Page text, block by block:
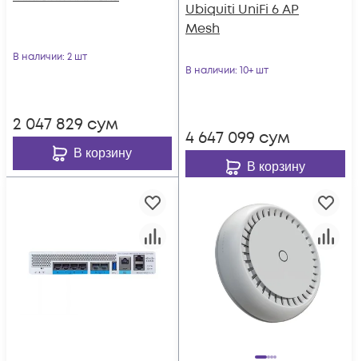
В наличии: 2 шт
2 047 829 сум
В корзину
Ubiquiti UniFi 6 AP
Mesh
В наличии: 10+ шт
4 647 099 сум
В корзину